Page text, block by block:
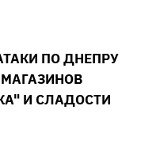
ПО ДНЕПРУ
И СЛАДОСТИ